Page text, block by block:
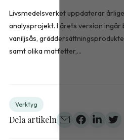
Livsmedelsverket uppdaterar
analysprojekt. I årets version ingår
vaniljsås,
samt olika matfetter,...
Verktyg
Dela artikeln